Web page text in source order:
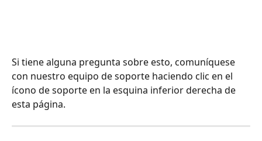
Si tiene alguna pregunta sobre esto, comuníquese
con nuestro equipo de soporte haciendo clic en el
ícono de soporte en la esquina inferior derecha de
esta página.